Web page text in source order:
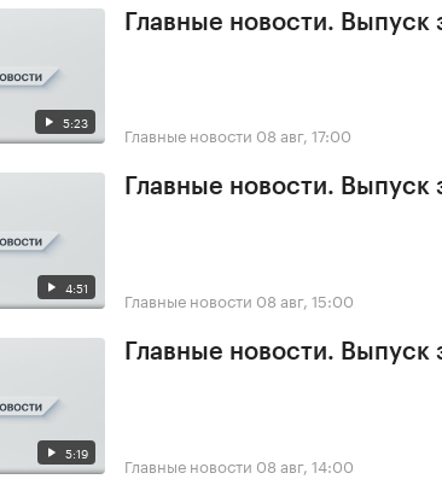
5:23
Главные новости.
Главные новости 08 авг, 17:00
4:51
Главные новости.
Главные новости 08 авг, 15:00
5:19
Главные новости.
Главные новости 08 авг, 14:00